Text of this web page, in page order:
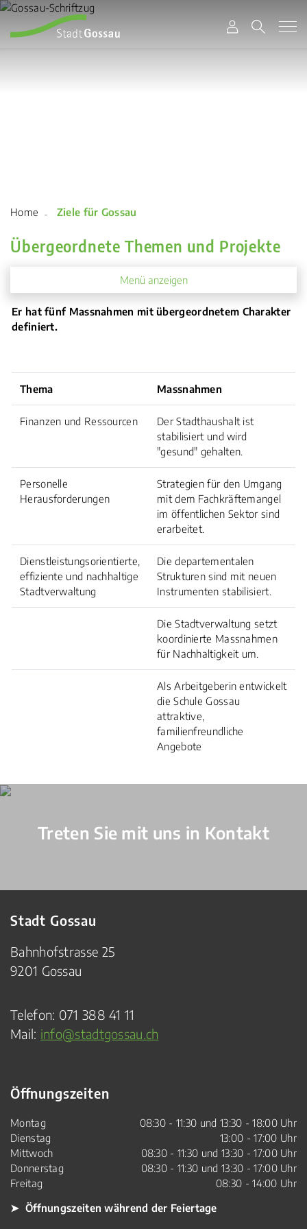
zur Startseite
Direkt zur Hauptnavigation
Direkt zum Inhalt
Direkt zur Suche
Direkt zum Stichwortverzeichnis
Ziele für Gossau
Übergeordnete Themen und Projekte
Menü anzeigen
Er hat fünf Massnahmen mit übergeordnetem Charakter
definiert.
Thema Massnahmen
Finanzen und Ressourcen
Der Stadthaushalt ist
stabilisiert und wird
"gesund" gehalten.
Personelle
Herausforderungen
Strategien für den Umgang
mit dem Fachkräftemangel
im öffentlichen Sektor sind
erarbeitet.
Dienstleistungsorientierte,
effiziente und nachhaltige
Stadtverwaltung
Die departementalen
Strukturen sind mit neuen
Instrumenten stabilisiert.
Die Stadtverwaltung setzt
koordinierte Massnahmen
für Nachhaltigkeit um.
Als Arbeitgeberin entwickelt
die Schule Gossau
attraktive,
familienfreundliche
Angebote
Verschiedene Informationen
Treten Sie mit uns in Kontakt
Stadt Gossau
Bahnhofstrasse 25
9201 Gossau
Telefon: 071 388 41 11
Mail: info@stadtgossau.ch
Öffnungszeiten
Montag
08:30 - 11:30 und 13:30 - 18:00 Uhr
Dienstag
13:00 - 17:00 Uhr
Mittwoch
08:30 - 11:30 und 13:30 - 17:00 Uhr
Donnerstag
08:30 - 11:30 und 13:30 - 17:00 Uhr
Freitag
08:30 - 14:00 Uhr
➤ Öffnungszeiten während der Feiertage